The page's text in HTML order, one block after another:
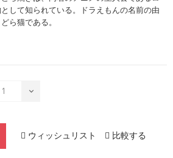
して知られている。ドラえもんの名前の由
ら猫である。
ウィッシュリスト 比較する